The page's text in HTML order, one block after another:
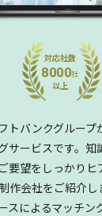
トバンクグルー
サービスです。 知
要望をしっかりヒ
作会社をご紹介し
スによるマッチン
対応社数
8000社
以上